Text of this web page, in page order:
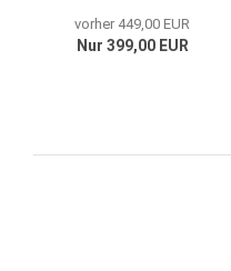
vorher 449,00 EUR
Nur 399,00 EUR